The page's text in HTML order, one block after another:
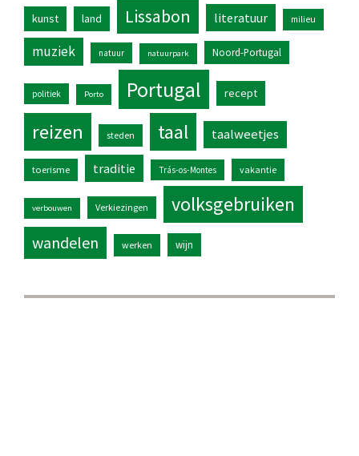
kunst land Lissabon literatuur milieu
muziek natuur natuurpark Noord-Portugal
politiek Porto Portugal recept
reizen steden taal taalweetjes
toerisme traditie Trás-os-Montes vakantie
verbouwen Verkiezingen volksgebruiken
wandelen werken wijn